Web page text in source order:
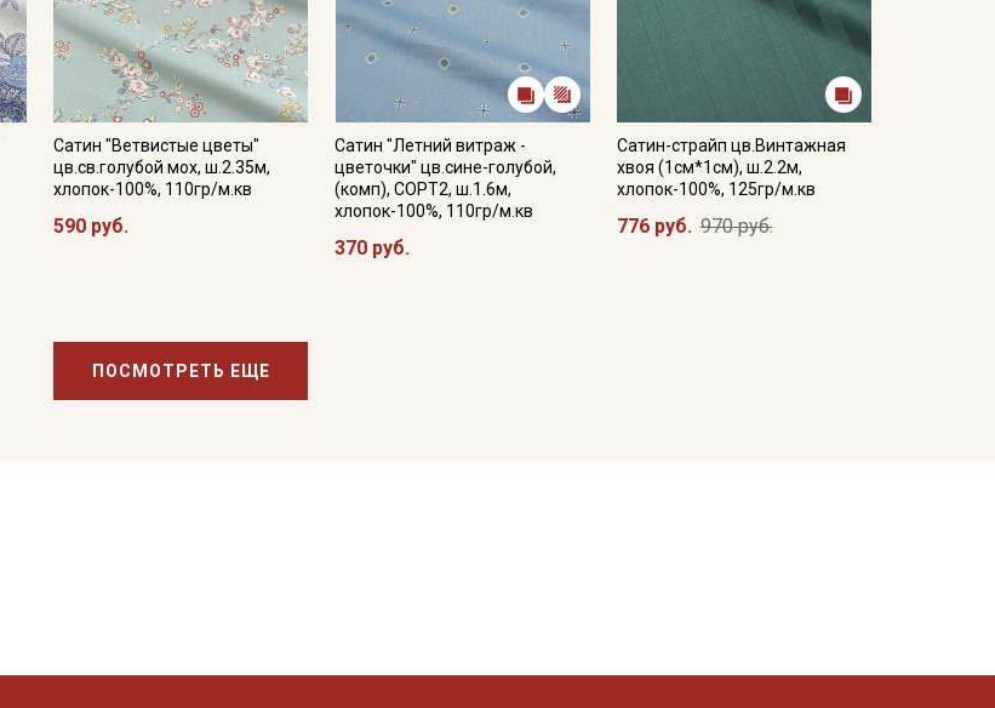
Сатин "Ветвистые цветы"
цв.св.голубой мох, ш.2.35м,
хлопок-100%, 110гр/м.кв
590 руб.
Сатин "Летний витраж -
цветочки" цв.сине-голубой,
(комп), СОРТ2, ш.1.6м,
хлопок-100%, 110гр/м.кв
370 руб.
Сатин-страйп цв.Винтажная
хвоя (1см*1см), ш.2.2м,
хлопок-100%, 125гр/м.кв
776 руб. 970 руб.
ПОСМОТРЕТЬ ЕЩЕ